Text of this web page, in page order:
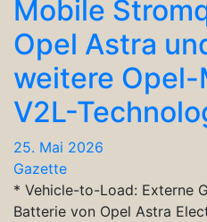
Mobile
Opel Astra
weitere
V2L-
25. Mai 2026
Gazette
* Vehicle-to-Load: Externe
Batterie von Opel Astra